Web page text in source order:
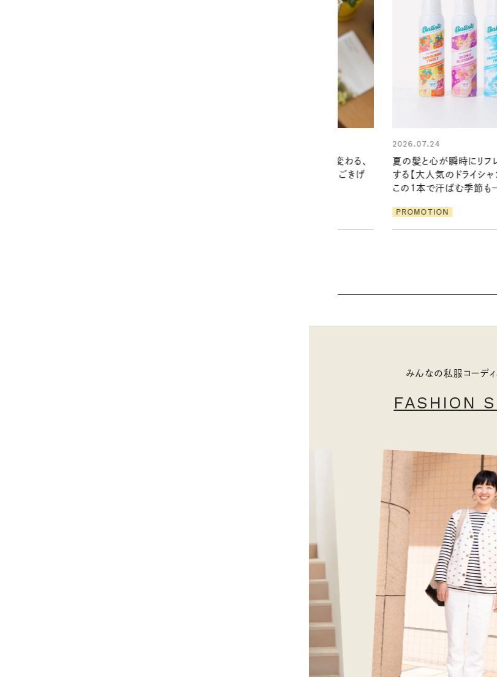
夏の髪と心が瞬時にリフレッシュ
する【大人気のドライシャンプー】
2026.06.01
真夏に向けて、ハーブが
やりジェルと出合う。暑い
地よくうるおう、軽やかな
PROMOTION
みんなの私服コーディ
FASHION